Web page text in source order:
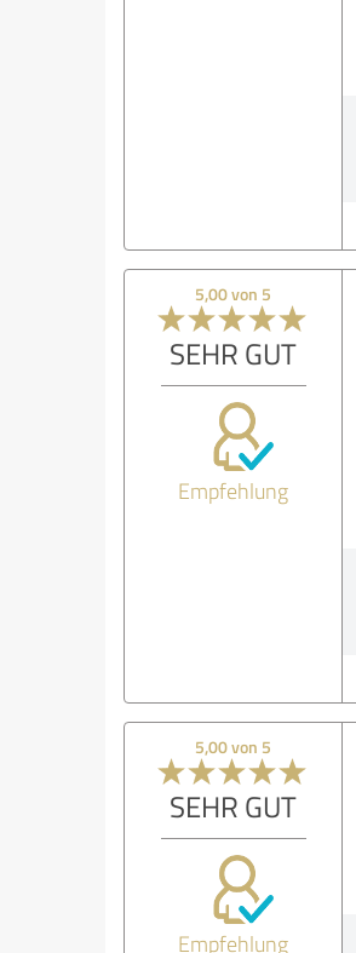
5,00 von 5
SEHR GUT
Empfehlung
5,00 von 5
SEHR GUT
Empfehlung